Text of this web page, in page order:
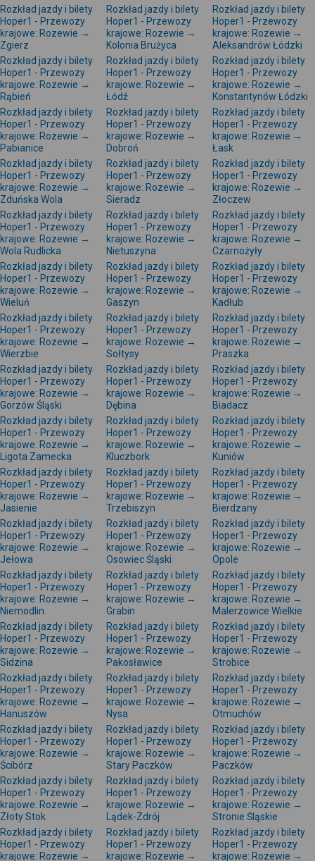
Rozkład jazdy i bilety
Hoper1 - Przewozy
krajowe: Rozewie →
Zgierz
Rozkład jazdy i bilety
Hoper1 - Przewozy
krajowe: Rozewie →
Kolonia Brużyca
Rozkład jazdy i bilety
Hoper1 - Przewozy
krajowe: Rozewie →
Aleksandrów Łódzki
Rozkład jazdy i bilety
Hoper1 - Przewozy
krajowe: Rozewie →
Rąbień
Rozkład jazdy i bilety
Hoper1 - Przewozy
krajowe: Rozewie →
Łódź
Rozkład jazdy i bilety
Hoper1 - Przewozy
krajowe: Rozewie →
Konstantynów Łódzki
Rozkład jazdy i bilety
Hoper1 - Przewozy
krajowe: Rozewie →
Pabianice
Rozkład jazdy i bilety
Hoper1 - Przewozy
krajowe: Rozewie →
Dobroń
Rozkład jazdy i bilety
Hoper1 - Przewozy
krajowe: Rozewie →
Łask
Rozkład jazdy i bilety
Hoper1 - Przewozy
krajowe: Rozewie →
Zduńska Wola
Rozkład jazdy i bilety
Hoper1 - Przewozy
krajowe: Rozewie →
Sieradz
Rozkład jazdy i bilety
Hoper1 - Przewozy
krajowe: Rozewie →
Złoczew
Rozkład jazdy i bilety
Hoper1 - Przewozy
krajowe: Rozewie →
Wola Rudlicka
Rozkład jazdy i bilety
Hoper1 - Przewozy
krajowe: Rozewie →
Nietuszyna
Rozkład jazdy i bilety
Hoper1 - Przewozy
krajowe: Rozewie →
Czarnożyły
Rozkład jazdy i bilety
Hoper1 - Przewozy
krajowe: Rozewie →
Wieluń
Rozkład jazdy i bilety
Hoper1 - Przewozy
krajowe: Rozewie →
Gaszyn
Rozkład jazdy i bilety
Hoper1 - Przewozy
krajowe: Rozewie →
Kadłub
Rozkład jazdy i bilety
Hoper1 - Przewozy
krajowe: Rozewie →
Wierzbie
Rozkład jazdy i bilety
Hoper1 - Przewozy
krajowe: Rozewie →
Sołtysy
Rozkład jazdy i bilety
Hoper1 - Przewozy
krajowe: Rozewie →
Praszka
Rozkład jazdy i bilety
Hoper1 - Przewozy
krajowe: Rozewie →
Gorzów Śląski
Rozkład jazdy i bilety
Hoper1 - Przewozy
krajowe: Rozewie →
Dębina
Rozkład jazdy i bilety
Hoper1 - Przewozy
krajowe: Rozewie →
Biadacz
Rozkład jazdy i bilety
Hoper1 - Przewozy
krajowe: Rozewie →
Ligota Zamecka
Rozkład jazdy i bilety
Hoper1 - Przewozy
krajowe: Rozewie →
Kluczbork
Rozkład jazdy i bilety
Hoper1 - Przewozy
krajowe: Rozewie →
Kuniów
Rozkład jazdy i bilety
Hoper1 - Przewozy
krajowe: Rozewie →
Jasienie
Rozkład jazdy i bilety
Hoper1 - Przewozy
krajowe: Rozewie →
Trzebiszyn
Rozkład jazdy i bilety
Hoper1 - Przewozy
krajowe: Rozewie →
Bierdzany
Rozkład jazdy i bilety
Hoper1 - Przewozy
krajowe: Rozewie →
Jełowa
Rozkład jazdy i bilety
Hoper1 - Przewozy
krajowe: Rozewie →
Osowiec Śląski
Rozkład jazdy i bilety
Hoper1 - Przewozy
krajowe: Rozewie →
Opole
Rozkład jazdy i bilety
Hoper1 - Przewozy
krajowe: Rozewie →
Niemodlin
Rozkład jazdy i bilety
Hoper1 - Przewozy
krajowe: Rozewie →
Grabin
Rozkład jazdy i bilety
Hoper1 - Przewozy
krajowe: Rozewie →
Malerzowice Wielkie
Rozkład jazdy i bilety
Hoper1 - Przewozy
krajowe: Rozewie →
Sidzina
Rozkład jazdy i bilety
Hoper1 - Przewozy
krajowe: Rozewie →
Pakosławice
Rozkład jazdy i bilety
Hoper1 - Przewozy
krajowe: Rozewie →
Strobice
Rozkład jazdy i bilety
Hoper1 - Przewozy
krajowe: Rozewie →
Hanuszów
Rozkład jazdy i bilety
Hoper1 - Przewozy
krajowe: Rozewie →
Nysa
Rozkład jazdy i bilety
Hoper1 - Przewozy
krajowe: Rozewie →
Otmuchów
Rozkład jazdy i bilety
Hoper1 - Przewozy
krajowe: Rozewie →
Ścibórz
Rozkład jazdy i bilety
Hoper1 - Przewozy
krajowe: Rozewie →
Stary Paczków
Rozkład jazdy i bilety
Hoper1 - Przewozy
krajowe: Rozewie →
Paczków
Rozkład jazdy i bilety
Hoper1 - Przewozy
krajowe: Rozewie →
Złoty Stok
Rozkład jazdy i bilety
Hoper1 - Przewozy
krajowe: Rozewie →
Lądek-Zdrój
Rozkład jazdy i bilety
Hoper1 - Przewozy
krajowe: Rozewie →
Stronie Śląskie
Rozkład jazdy i bilety
Hoper1 - Przewozy
krajowe: Rozewie →
Rozkład jazdy i bilety
Hoper1 - Przewozy
krajowe: Rozewie →
Rozkład jazdy i bilety
Hoper1 - Przewozy
krajowe: Rozewie →